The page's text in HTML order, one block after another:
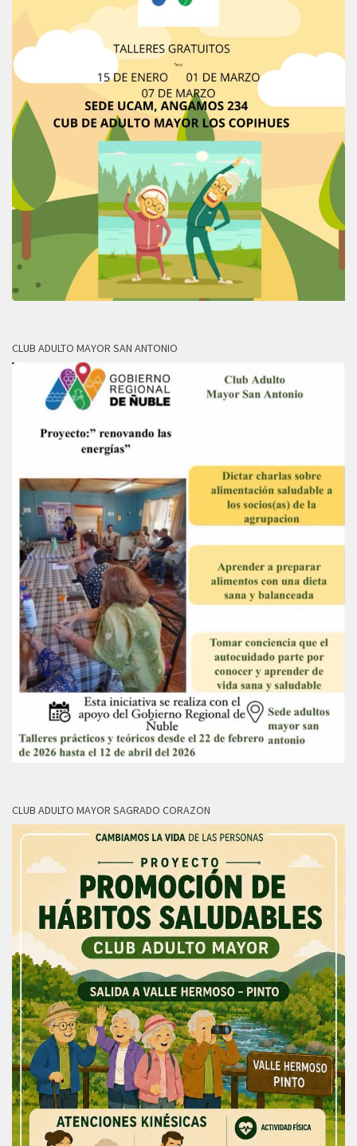
CLUB ADULTO MAYOR SAN ANTONIO
CLUB ADULTO MAYOR SAGRADO CORAZON